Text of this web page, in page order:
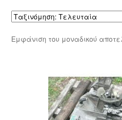
Εμφάνιση του μοναδικού